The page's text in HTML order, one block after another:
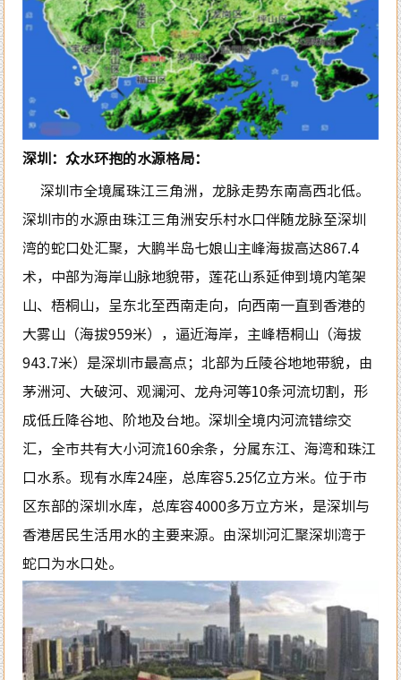
深圳：众水环抱的水源格局：
深圳市全境属珠江三角洲，龙脉走势东南高西北低。
深圳市的水源由珠江三角洲安乐村水口伴随龙脉至深圳
湾的蛇口处汇聚，大鹏半岛七娘山主峰海拔高达867.4
术，中部为海岸山脉地貌带，莲花山系延伸到境内笔架
山、梧桐山，呈东北至西南走向，向西南一直到香港的
大雾山（海拔959米），逼近海岸，主峰梧桐山（海拔
943.7米）是深圳市最高点；北部为丘陵谷地地带貌，由
茅洲河、大破河、观澜河、龙舟河等10条河流切割，形
成低丘降谷地、阶地及台地。深圳全境内河流错综交
汇，全市共有大小河流160余条，分属东江、海湾和珠江
口水系。现有水库24座，总库容5.25亿立方米。位于市
区东部的深圳水库，总库容4000多万立方米，是深圳与
香港居民生活用水的主要来源。由深圳河汇聚深圳湾于
蛇口为水口处。